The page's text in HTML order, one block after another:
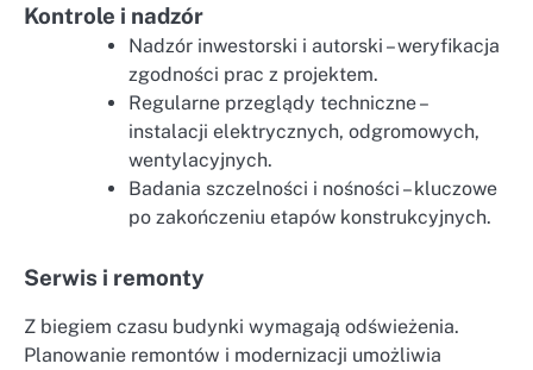
Kontrole i nadzór
Nadzór inwestorski i autorski – weryfikacja
zgodności prac z projektem.
Regularne przeglądy techniczne –
instalacji elektrycznych, odgromowych,
wentylacyjnych.
Badania szczelności i nośności – kluczowe
po zakończeniu etapów konstrukcyjnych.
Serwis i remonty
Z biegiem czasu budynki wymagają odświeżenia.
Planowanie remontów i modernizacji umożliwia